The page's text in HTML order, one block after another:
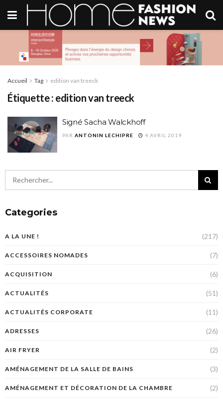
Accueil Tag edition van treeck
Étiquette : edition van treeck
Signé Sacha Walckhoff
PAR ANTONIN LECHIPRE 4 AVRIL 2019
Categories
A LA UNE ! (217)
ACCESSOIRES NOMADES (7)
ACQUISITION (6)
ACTUALITÉS (51)
ACTUALITÉS CORPORATE (11)
ADRESSES (26)
AIR FRYER (2)
AMÉNAGEMENT DE LA SALLE DE BAINS (3)
AMÉNAGEMENT ET DÉCORATION DE LA CHAMBRE (2)